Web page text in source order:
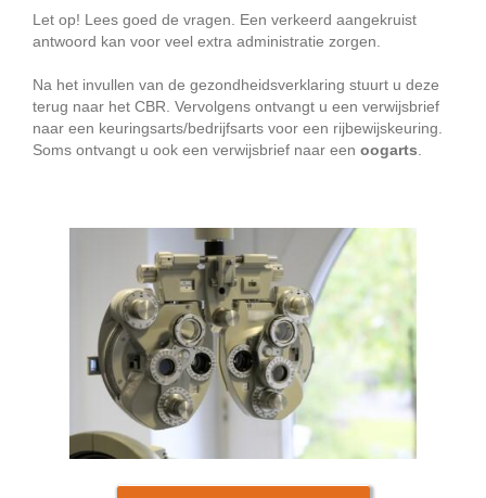
Let op! Lees goed de vragen. Een verkeerd aangekruist
antwoord kan voor veel extra administratie zorgen.
Na het invullen van de gezondheidsverklaring stuurt u deze
terug naar het CBR. Vervolgens ontvangt u een verwijsbrief
naar een keuringsarts/bedrijfsarts voor een rijbewijskeuring.
Soms ontvangt u ook een verwijsbrief naar een oogarts.